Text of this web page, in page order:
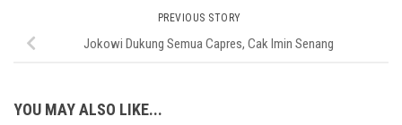
PREVIOUS STORY
Jokowi Dukung Semua Capres, Cak Imin Senang
YOU MAY ALSO LIKE...